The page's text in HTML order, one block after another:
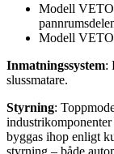
Modell
Modell
Inmatningssystem:
slussmatare.
Styrning:
byggas ihop enligt
styrning – både